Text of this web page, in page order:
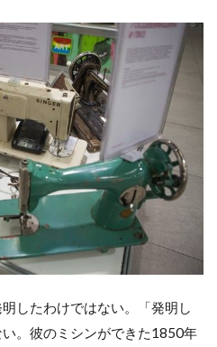
したわけではない。「発明し
。彼のミシンができた1850年